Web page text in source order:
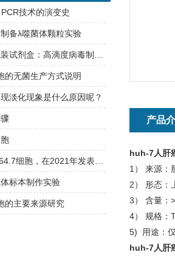
产品
huh-7人肝
1） 来源：
2） 形态：
3） 含量：
4） 规格：
5) 用途：
huh-7人肝
技术的演变史
备λ噬菌体颗粒实验
的无菌生产方式说明
淡化现象是什么原因呢？
标本制作实验
的主要来源研究